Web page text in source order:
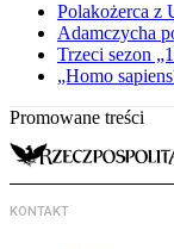
Polakożerca z
Adamczycha
Trzeci sezon
„Homo
Promowane treści
KONTAKT